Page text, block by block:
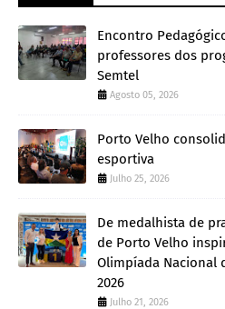
Encontro
professores dos
Semtel
Agosto 05, 2026
Porto Velho
esportiva
Julho 25, 2026
De medalhista de
de Porto Velho
Olimpíada Nacional
2026
Julho 21, 2026